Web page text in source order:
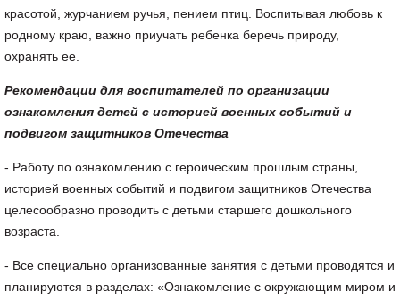
красотой, журчанием ручья, пением птиц. Воспитывая любовь к
родному краю, важно приучать ребенка беречь природу,
охранять ее.
Рекомендации для воспитателей по организации
ознакомления детей с историей военных событий и
подвигом защитников Отечества
- Работу по ознакомлению с героическим прошлым страны,
историей военных событий и подвигом защитников Отечества
целесообразно проводить с детьми старшего дошкольного
возраста.
- Все специально организованные занятия с детьми проводятся и
планируются в разделах: «Ознакомление с окружающим миром и